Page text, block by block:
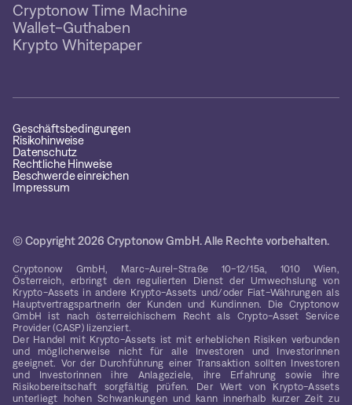
Cryptonow Time Machine
Wallet-Guthaben
Krypto Whitepaper
Geschäftsbedingungen
Risikohinweise
Datenschutz
Rechtliche Hinweise
Beschwerde einreichen
Impressum
© Copyright 2026 Cryptonow GmbH. Alle Rechte vorbehalten.
Cryptonow GmbH, Marc-Aurel-Straße 10-12/15a, 1010 Wien,
Österreich, erbringt den regulierten Dienst der Umwechslung von
Krypto-Assets in andere Krypto-Assets und/oder Fiat-Währungen als
Hauptvertragspartnerin der Kunden und Kundinnen. Die Cryptonow
GmbH ist nach österreichischem Recht als Crypto-Asset Service
Provider (CASP) lizenziert.
Der Handel mit Krypto-Assets ist mit erheblichen Risiken verbunden
und möglicherweise nicht für alle Investoren und Investorinnen
geeignet. Vor der Durchführung einer Transaktion sollten Investoren
und Investorinnen ihre Anlageziele, ihre Erfahrung sowie ihre
Risikobereitschaft sorgfältig prüfen. Der Wert von Krypto-Assets
unterliegt hohen Schwankungen und kann innerhalb kurzer Zeit zu